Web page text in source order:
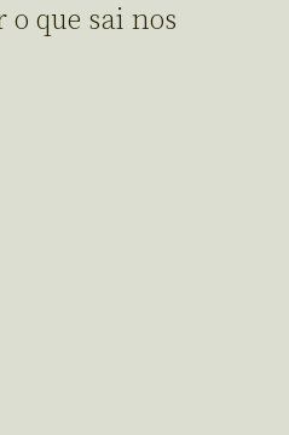
que sai nos